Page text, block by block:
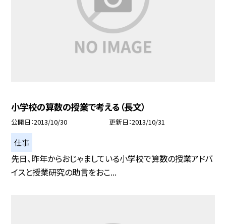
小学校の算数の授業で考える（長文）
公開日 2013/10/30 更新日 2013/10/31
仕事
先日、昨年からおじゃましている小学校で算数の授業アドバ
イスと授業研究の助言をおこ...